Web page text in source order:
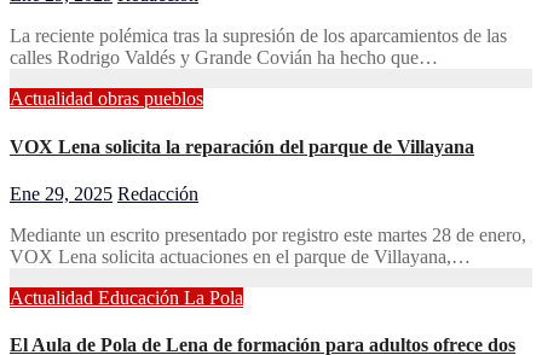
La reciente polémica tras la supresión de los aparcamientos de las
calles Rodrigo Valdés y Grande Covián ha hecho que…
Actualidad obras pueblos
VOX Lena solicita la reparación del parque de Villayana
Ene 29, 2025 Redacción
Mediante un escrito presentado por registro este martes 28 de enero,
VOX Lena solicita actuaciones en el parque de Villayana,…
Actualidad Educación La Pola
El Aula de Pola de Lena de formación para adultos ofrece dos